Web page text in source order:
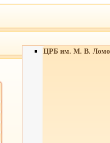
ЦРБ им. М. В.